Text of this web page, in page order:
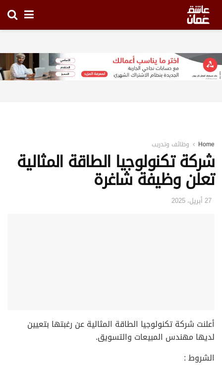
Home وظائف وتدريب
شركة تكنولوجيا الطاقة المثالية
تعلن وظيفة شاغرة
27 أبريل، 2025
أعلنت شركة تكنولوجيا الطاقة المثالية عن رغبتها بتعيين
لديها مهندس المبيعات والتسويق.
الشروط :